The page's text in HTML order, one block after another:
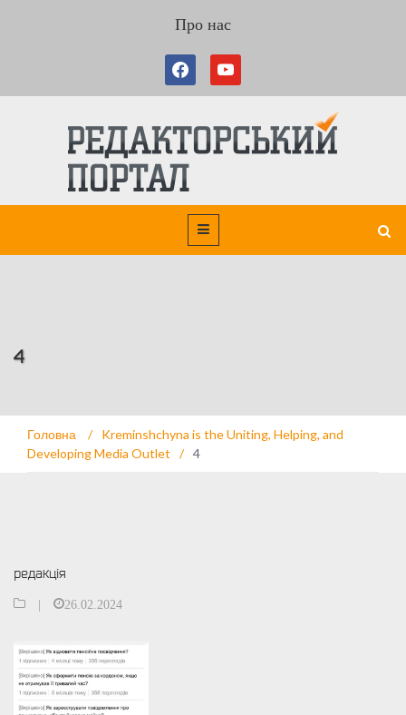
Про нас
4
Головна /
Kreminshchyna is the Uniting, Helping, and
Developing Media Outlet
/ 4
редакція
26.02.2024